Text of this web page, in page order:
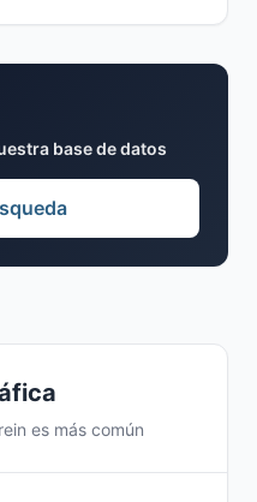
es más común
base de datos